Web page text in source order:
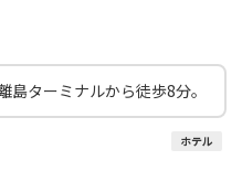
ターミナルから徒歩8分。
ホテル